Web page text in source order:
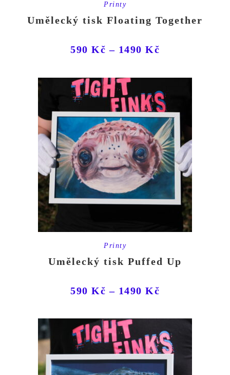
Printy
Umělecký tisk Floating Together
590 Kč – 1490 Kč
Printy
Umělecký tisk Puffed Up
590 Kč – 1490 Kč